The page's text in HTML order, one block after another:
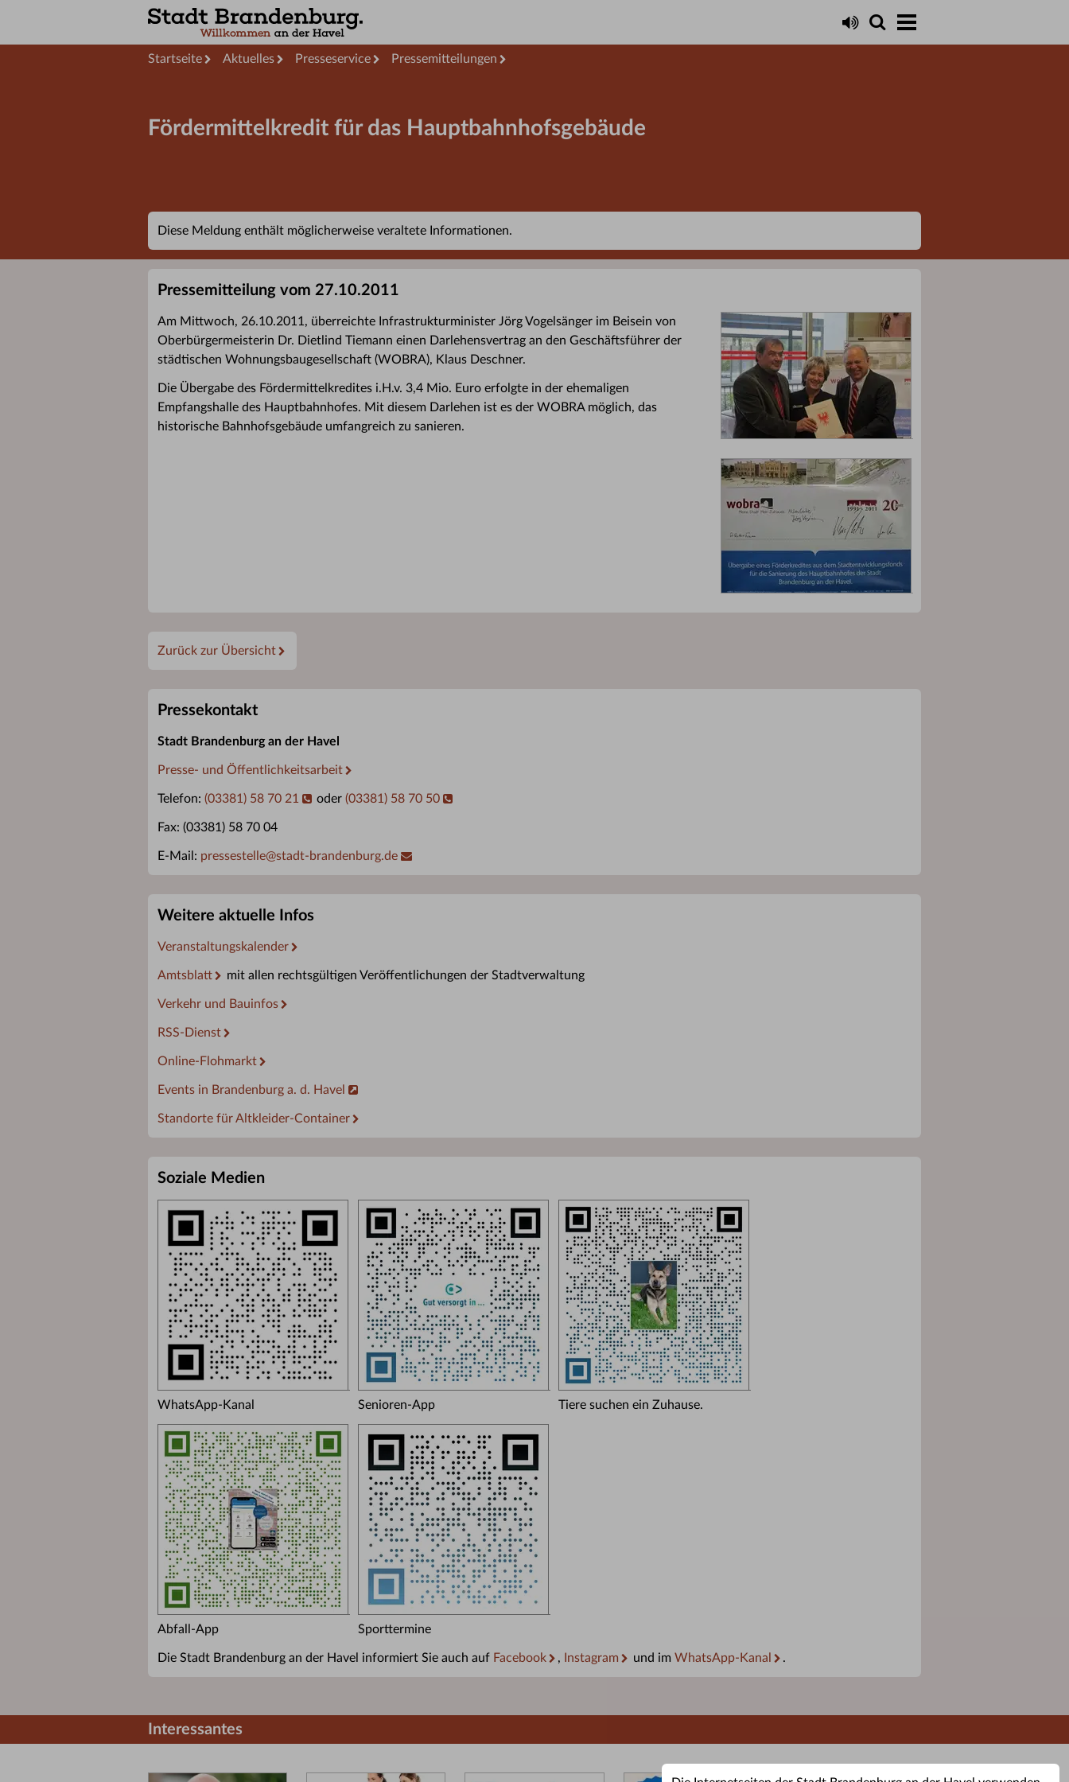
Startseite Aktuelles Presseservice Pressemitteilungen
Fördermittelkredit für das Hauptbahnhofsgebäude
Diese Meldung enthält möglicherweise veraltete Informationen.
Pressemitteilung vom 27.10.2011
Am Mittwoch, 26.10.2011, überreichte Infrastrukturminister Jörg Vogelsänger im Beisein von
Oberbürgermeisterin Dr. Dietlind Tiemann einen Darlehensvertrag an den Geschäftsführer der
städtischen Wohnungsbaugesellschaft (WOBRA), Klaus Deschner.
Die Übergabe des Fördermittelkredites i.H.v. 3,4 Mio. Euro erfolgte in der ehemaligen
Empfangshalle des Hauptbahnhofes. Mit diesem Darlehen ist es der WOBRA möglich, das
historische Bahnhofsgebäude umfangreich zu sanieren.
Zurück zur Übersicht
Pressekontakt
Stadt Brandenburg an der Havel
Presse- und Öffentlichkeitsarbeit
Telefon: (03381) 58 70 21 oder (03381) 58 70 50
Fax: (03381) 58 70 04
E-Mail: pressestelle@stadt-brandenburg.de
Weitere aktuelle Infos
Veranstaltungskalender
Amtsblatt mit allen rechtsgültigen Veröffentlichungen der Stadtverwaltung
Verkehr und Bauinfos
RSS-Dienst
Online-Flohmarkt
Events in Brandenburg a. d. Havel
Standorte für Altkleider-Container
Soziale Medien
WhatsApp-Kanal Senioren-App Tiere suchen ein Zuhause.
Abfall-App Sporttermine
Die Stadt Brandenburg an der Havel informiert Sie auch auf Facebook , Instagram und im WhatsApp-Kanal .
Interessantes